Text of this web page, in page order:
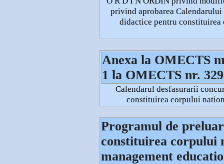
privind aprobarea
didactice pentru
Anexa la OMECTS
1 la OMECTS nr.
Calendarul desfasurarii
constituirea corpului
Programul de
constituirea corpului
management